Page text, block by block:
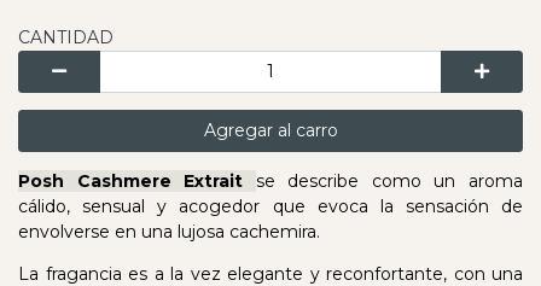
CANTIDAD
Agregar al carro
Posh Cashmere Extrait se describe como un aroma
cálido, sensual y acogedor que evoca la sensación de
envolverse en una lujosa cachemira.
La fragancia es a la vez elegante y reconfortante, con una